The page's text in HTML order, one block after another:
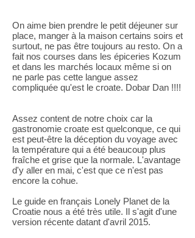
On aime bien prendre le petit déjeuner sur
place, manger à la maison certains soirs et
surtout, ne pas être toujours au resto. On a
fait nos courses dans les épiceries Kozum
et dans les marchés locaux même si on
ne parle pas cette langue assez
compliquée qu'est le croate. Dobar Dan !!!!
Assez content de notre choix car la
gastronomie croate est quelconque, ce qui
est peut-être la déception du voyage avec
la température qui a été beaucoup plus
fraîche et grise que la normale. L'avantage
d'y aller en mai, c'est que ce n'est pas
encore la cohue.
Le guide en français Lonely Planet de la
Croatie nous a été très utile. Il s'agit d'une
version récente datant d'avril 2015.